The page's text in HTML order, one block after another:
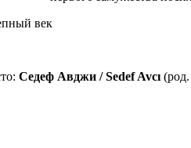
Седеф Авджи / Sedef Avcı(род.